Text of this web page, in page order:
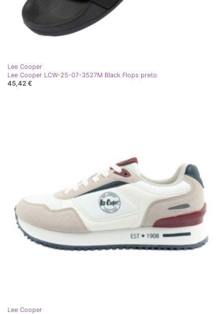
Lee Cooper
Lee Cooper LCW-25-07-3527M Black Flops preto
45,42 €
Lee Cooper